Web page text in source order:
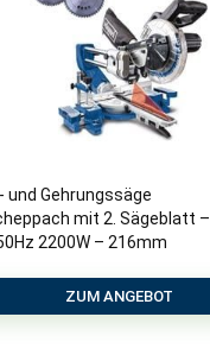
und Gehrungssäge
mit 2. Sägeblatt –
2200W – 216mm
ZUM ANGEBOT